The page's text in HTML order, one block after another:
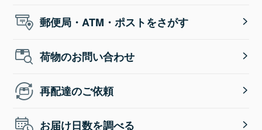
郵便局・ATM・ポストをさがす
荷物のお問い合わせ
再配達のご依頼
お届け日数を調べる